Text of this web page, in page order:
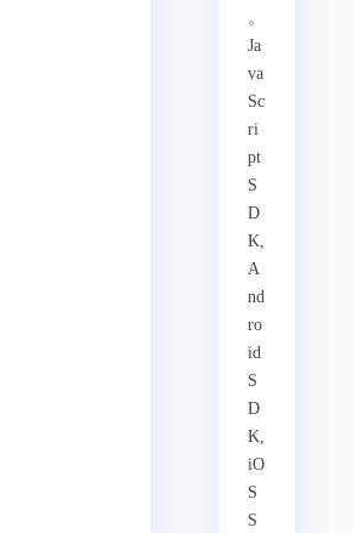
。
Ja
va
Sc
ri
pt
S
D
K,
A
nd
ro
id
S
D
K,
iO
S
S